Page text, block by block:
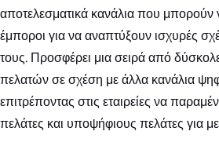
αποτελεσματικά κανάλια που μπορούν
έμποροι για να αναπτύξουν ισχυρές
τους. Προσφέρει μια σειρά από
πελατών σε σχέση με άλλα κανάλια
επιτρέποντας στις εταιρείες να
πελάτες και υποψήφιους πελάτες για